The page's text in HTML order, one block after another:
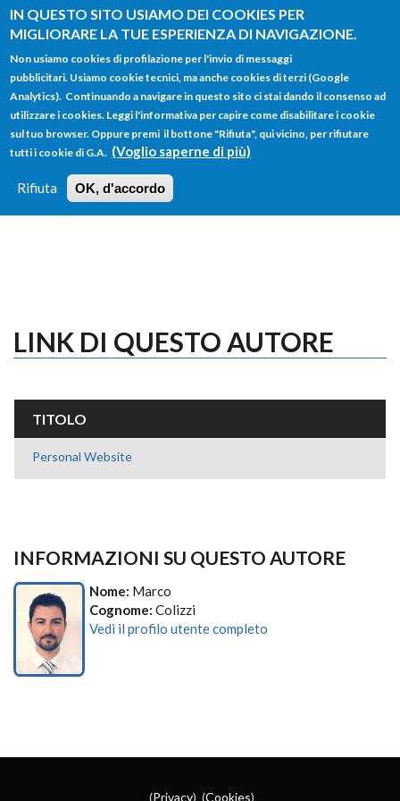
IN QUESTO SITO USIAMO DEI COOKIES PER
MIGLIORARE LA TUE ESPERIENZA DI NAVIGAZIONE.
Non usiamo cookies di profilazione per l'invio di messaggi
pubblicitari. Usiamo cookie tecnici, ma anche cookies di terzi (Google
Analytics). Continuando a navigare in questo sito ci stai dando il consenso ad
utilizzare i cookies. Leggi l'informativa per capire come disabilitare i cookie
sul tuo browser. Oppure premi il bottone "Rifiuta", qui vicino, per rifiutare
tutti i cookie di G.A. (Voglio saperne di più)
Rifiuta OK, d'accordo
Salta al contenuto principale
FORM
DI
RICERCA
Main menu
HOME TUTTI I PROFILI
LOGIN
LINK DI QUESTO AUTORE
TITOLO
Personal Website
INFORMAZIONI SU QUESTO AUTORE
Nome: Marco
Cognome: Colizzi
Vedi il profilo utente completo
(Privacy) (Cookies)